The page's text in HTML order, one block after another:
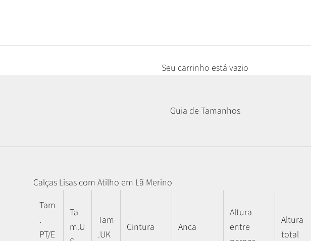
Seu carrinho está vazio
Guia de Tamanhos
Calças Lisas com Atilho em Lã Merino
Tam
.
PT/E
Ta
m.U
Tam
.UK
Cintura Anca
Altura
entre
Altura
total